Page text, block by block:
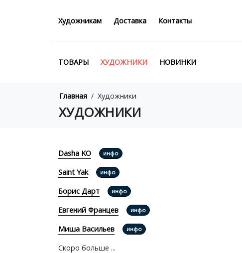
Художникам Доставка Контакты
ТОВАРЫ ХУДОЖНИКИ НОВИНКИ
Главная / Художники
ХУДОЖНИКИ
Dasha KO инфо
Saint Yak инфо
Борис Дарт инфо
Евгений Францев инфо
Миша Васильев инфо
Скоро больше ...